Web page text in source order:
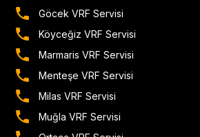
Göcek VRF Servisi
Köyceğiz VRF Servisi
Marmaris VRF Servisi
Menteşe VRF Servisi
Milas VRF Servisi
Muğla VRF Servisi